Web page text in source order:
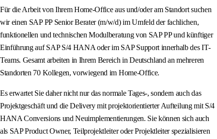
Für die Arbeit von Ihrem Home-Office aus und/oder am Standort suchen
wir einen SAP PP Senior Berater (m/w/d) im Umfeld der fachlichen,
funktionellen und technischen Modulberatung von SAP PP und künftiger
Einführung auf SAP S/4 HANA oder im SAP Support innerhalb des IT-
Teams. Gesamt arbeiten in Ihrem Bereich in Deutschland an mehreren
Standorten 70 Kollegen, vorwiegend im Home-Office.
Es erwartet Sie daher nicht nur das normale Tages-, sondern auch das
Projektgeschäft und die Delivery mit projektorientierter Aufteilung mit S/4
HANA Conversions und Neuimplementierungen. Sie können sich auch
als SAP Product Owner, Teilprojektleiter oder Projektleiter spezialisieren